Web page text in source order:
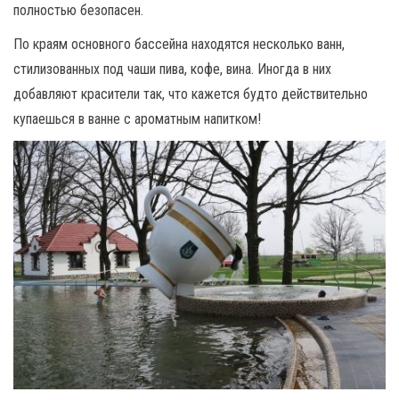
полностью безопасен.
По краям основного бассейна находятся несколько ванн,
стилизованных под чаши пива, кофе, вина. Иногда в них
добавляют красители так, что кажется будто действительно
купаешься в ванне с ароматным напитком!